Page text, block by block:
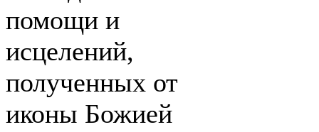
помощи и
исцелений,
полученных от
иконы Божией